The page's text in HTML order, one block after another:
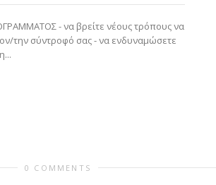
- να βρείτε νέους τρόπους να
την σύντροφό σας - να ενδυναμώσετε
0 COMMENTS